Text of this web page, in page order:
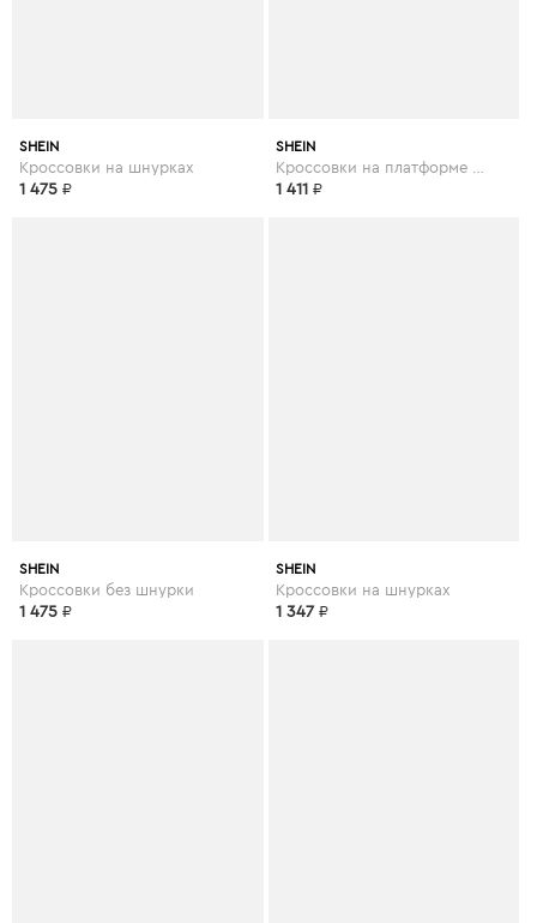
SHEIN
Кроссовки на шнурках
1 475 ₽
SHEIN
1 411 ₽
SHEIN
Кроссовки без шнурки
1 475 ₽
SHEIN
Кроссовки на шнурках
1 347 ₽